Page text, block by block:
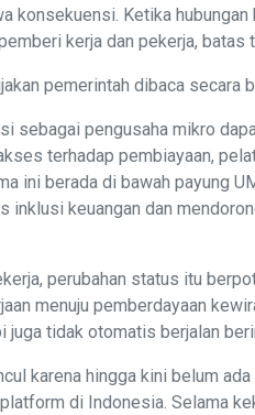
konsekuensi. Ketika
kerja dan pekerja, batas
pemerintah dibaca secara
sebagai pengusaha mikro
terhadap pembiayaan,
ini berada di bawah payung
inklusi keuangan dan
perubahan status itu
menuju pemberdayaan
juga tidak otomatis berjalan
karena hingga kini belum
di Indonesia. Selama